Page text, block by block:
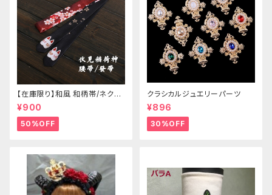
【在庫限り】和風 和柄帯/ネクタ
イ/リボン（狐面/金魚
¥900
50%OFF
クラシカルジュエリーパーツ
¥896
30%OFF